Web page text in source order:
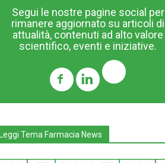
Segui le nostre pagine social per
rimanere aggiornato su articoli di
attualità, contenuti ad alto valore
scientifico, eventi e iniziative.
Tema Farmacia News